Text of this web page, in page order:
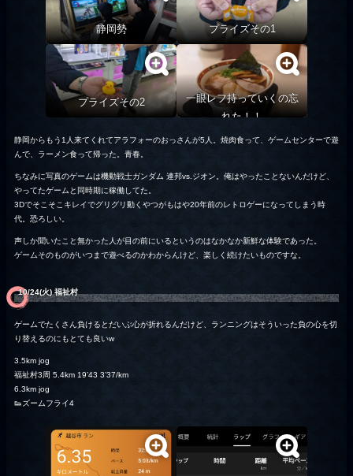
静岡勢 プライズその1
プライズその2
一眼レフ持っていくの忘
れた！！
静岡からもう1人来てくれてアラフォーのおっさんが5人。焼肉食って、ゲームセンターで遊
んで、ラーメン食って帰った。青春。
ちなみに写真のゲームは機動戦士ガンダム 連邦vs.ジオン。俺はやったことないんだけど、
やってたゲームと同時期に稼働してた。
3Dでそこそこキレイでグリグリ動くやつがもはや20年前のレトロゲーになってしまう時
代。恐ろしい。
声しか聞いたこと無かった人が目の前にいるというのはなかなか新鮮な体験であった。
ゲームそのものがいつまで遊べるのかわからんけど、楽しく続けたいものですな。
10/24(火) 福祉村
ゲームでたくさん負けるとだいぶ心が折れるんだけど、ランニングはそういった負の心を切
り替えるのにもとても良いw
3.5km jog
福祉村3周 5.4km 19’43 3’37/km
6.3km jog
👟ズームフライ4